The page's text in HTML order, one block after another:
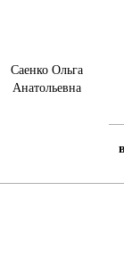
Саенко Ольга
Анатольевна